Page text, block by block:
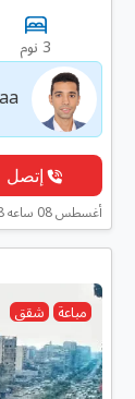
3 نوم
إتصل
أغسطس 08 ساعه 07:08 ص
مباعة شقق